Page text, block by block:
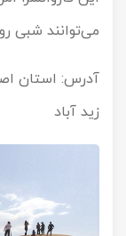
می‌توانند شبی
زید آباد